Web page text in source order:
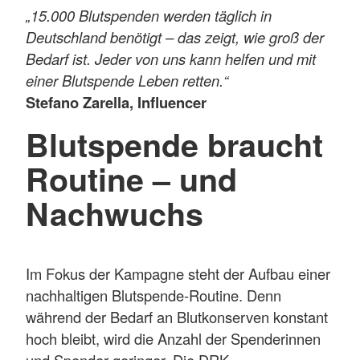
„15.000 Blutspenden werden täglich in
Deutschland benötigt – das zeigt, wie groß der
Bedarf ist. Jeder von uns kann helfen und mit
einer Blutspende Leben retten.“
Stefano Zarella, Influencer
Blutspende braucht
Routine – und
Nachwuchs
Im Fokus der Kampagne steht der Aufbau einer
nachhaltigen Blutspende-Routine. Denn
während der Bedarf an Blutkonserven konstant
hoch bleibt, wird die Anzahl der Spenderinnen